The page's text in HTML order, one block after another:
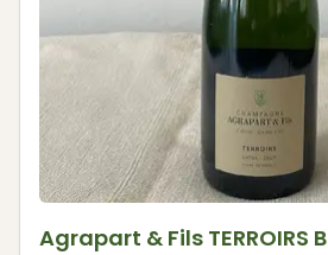
Agrapart & Fils TERROIRS